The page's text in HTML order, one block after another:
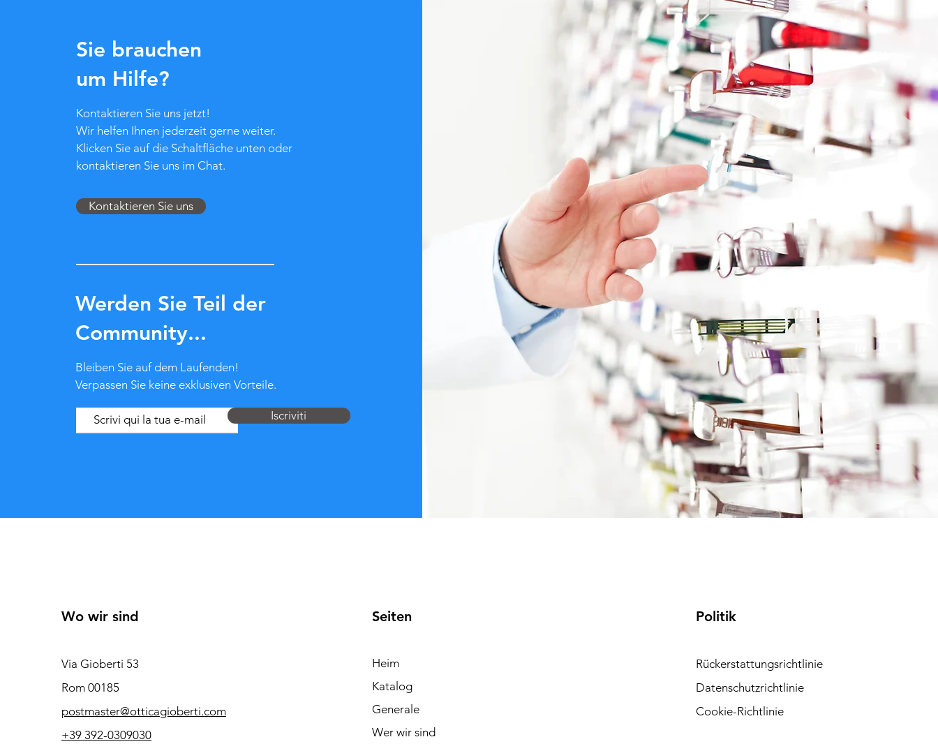
Sie brauchen
um Hilfe?
Kontaktieren Sie uns jetzt!
Wir helfen Ihnen jederzeit gerne weiter.
Klicken Sie auf die Schaltfläche unten oder
kontaktieren Sie uns im Chat.
Kontaktieren Sie uns
Werden Sie Teil der
Community...
Bleiben Sie auf dem Laufenden!
Verpassen Sie keine exklusiven Vorteile.
Iscriviti
Wo wir sind
Via Gioberti 53
Rom 00185
postmaster@otticagioberti.com
+39 392-0309030
Seiten
Heim
Katalog
Generale
Wer wir sind
Politik
Rückerstattungsrichtlinie
Datenschutzrichtlinie
Cookie-Richtlinie